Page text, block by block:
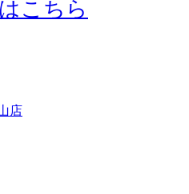
こちら
店